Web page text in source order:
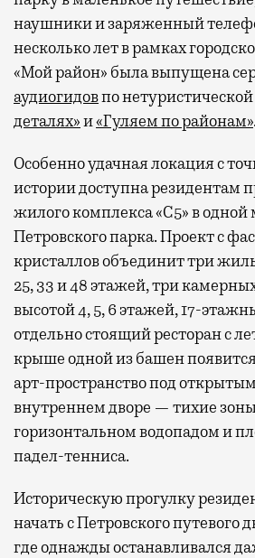
наушники и заряженный
несколько лет в рамках
«Мой район» была выпущена
аудиогидовпо
деталях»и«Гуляем по районам».
Особенно удачная локация с
истории доступна резидентам
жилого комплекса «С5»в одной
Петровского парка. Проект с
кристаллов объединит три
25, 33 и 48 этажей, три
высотой 4, 5, 6 этажей, 17-
отдельно стоящий ресторан с
крыше одной из башен
арт-пространство под
внутреннем дворе — тихие
горизонтальном водопадом и
падел-тенниса.
Историческую прогулку
начать с Петровского путевого
гдеоднажды останавливался